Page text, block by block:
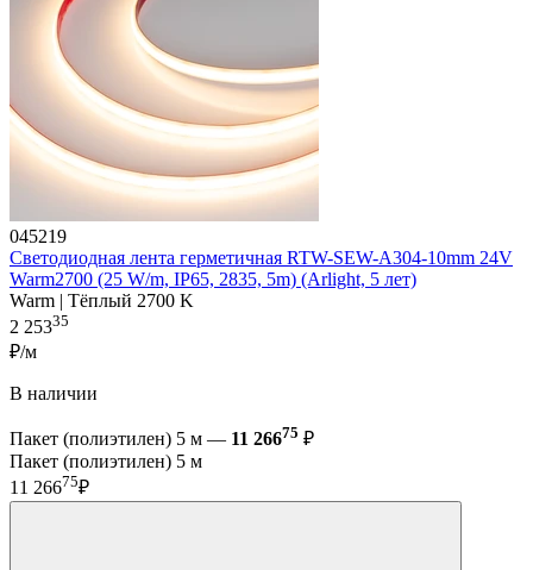
045219
Светодиодная лента герметичная RTW-SEW-A304-10mm 24V
Warm2700 (25 W/m, IP65, 2835, 5m) (Arlight, 5 лет)
Warm | Тёплый 2700 K
2 25335
₽/м
В наличии
Пакет (полиэтилен) 5 м — 11 26675 ₽
Пакет (полиэтилен) 5 м
11 26675₽